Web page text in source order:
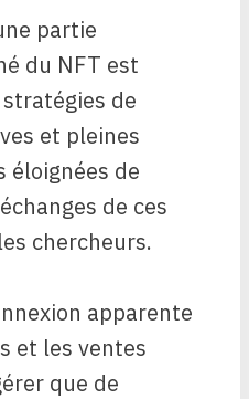
partie
du NFT est
de
et pleines
éloignées de
de ces
chercheurs.
apparente
et les ventes
que de